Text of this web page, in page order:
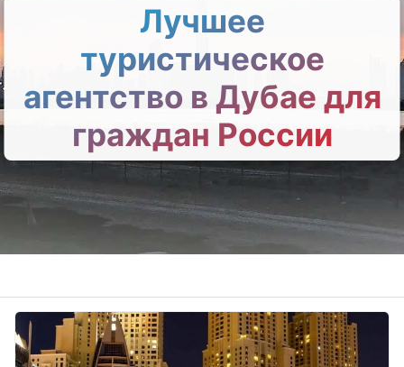
Лучшее
туристическое
агентство в Дубае для
граждан России